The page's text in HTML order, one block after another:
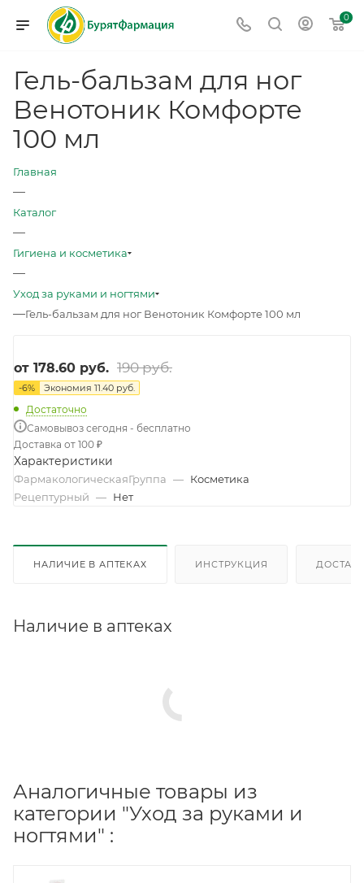
0
Гель-бальзам для ног
Венотоник Комфорте
100 мл
Главная
—
Каталог
—
Гигиена и косметика
—
Уход за руками и ногтями
—Гель-бальзам для ног Венотоник Комфорте 100 мл
от 178.60 руб. 190 руб.
-6% Экономия 11.40 руб.
Достаточно
Самовывоз сегодня - бесплатно
Доставка от 100 ₽
Характеристики
ФармакологическаяГруппа — Косметика
Рецептурный — Нет
НАЛИЧИЕ В АПТЕКАХ ИНСТРУКЦИЯ
Наличие в аптеках
Аналогичные товары из
категории "Уход за руками и
ногтями" :